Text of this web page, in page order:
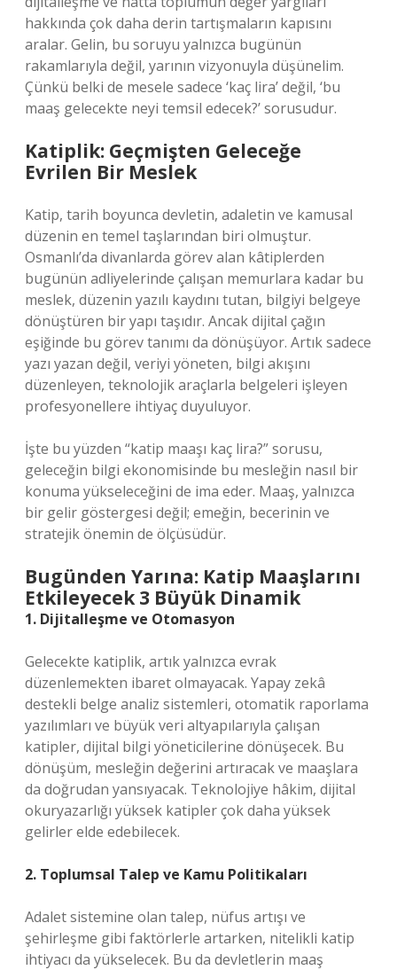
hakkında çok daha derin tartışmaların kapısını
aralar. Gelin, bu soruyu yalnızca bugünün
rakamlarıyla değil, yarının vizyonuyla düşünelim.
Çünkü belki de mesele sadece ‘kaç lira’ değil, ‘bu
maaş gelecekte neyi temsil edecek?’ sorusudur.
Katiplik: Geçmişten Geleceğe
Evrilen Bir Meslek
Katip, tarih boyunca devletin, adaletin ve kamusal
düzenin en temel taşlarından biri olmuştur.
Osmanlı’da divanlarda görev alan kâtiplerden
bugünün adliyelerinde çalışan memurlara kadar bu
meslek, düzenin yazılı kaydını tutan, bilgiyi belgeye
dönüştüren bir yapı taşıdır. Ancak dijital çağın
eşiğinde bu görev tanımı da dönüşüyor. Artık sadece
yazı yazan değil, veriyi yöneten, bilgi akışını
düzenleyen, teknolojik araçlarla belgeleri işleyen
profesyonellere ihtiyaç duyuluyor.
İşte bu yüzden “katip maaşı kaç lira?” sorusu,
geleceğin bilgi ekonomisinde bu mesleğin nasıl bir
konuma yükseleceğini de ima eder. Maaş, yalnızca
bir gelir göstergesi değil; emeğin, becerinin ve
stratejik önemin de ölçüsüdür.
Bugünden Yarına: Katip Maaşlarını
Etkileyecek 3 Büyük Dinamik
1. Dijitalleşme ve Otomasyon
Gelecekte katiplik, artık yalnızca evrak
düzenlemekten ibaret olmayacak. Yapay zekâ
destekli belge analiz sistemleri, otomatik raporlama
yazılımları ve büyük veri altyapılarıyla çalışan
katipler, dijital bilgi yöneticilerine dönüşecek. Bu
dönüşüm, mesleğin değerini artıracak ve maaşlara
da doğrudan yansıyacak. Teknolojiye hâkim, dijital
okuryazarlığı yüksek katipler çok daha yüksek
gelirler elde edebilecek.
2. Toplumsal Talep ve Kamu Politikaları
Adalet sistemine olan talep, nüfus artışı ve
şehirleşme gibi faktörlerle artarken, nitelikli katip
ihtiyacı da yükselecek. Bu da devletlerin maaş